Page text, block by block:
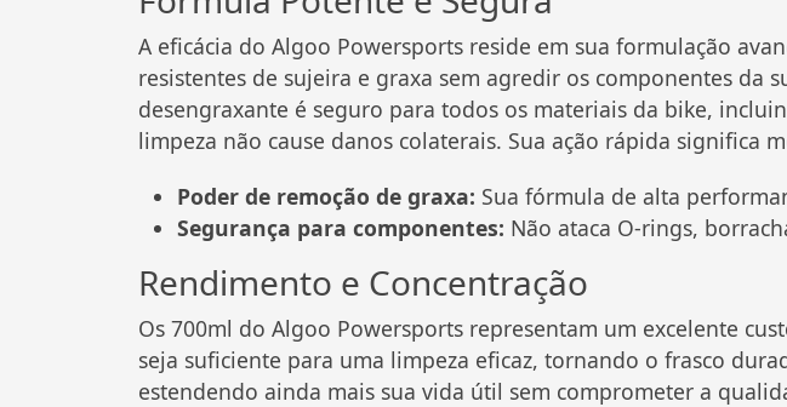
A eficácia do Algoo Powersports reside em sua formulação
resistentes de sujeira e graxa sem agredir os componentes da
desengraxante é seguro para todos os materiais da bike,
limpeza não cause danos colaterais. Sua ação rápida significa
Poder de remoção de graxa: Sua fórmula de alta
Segurança para componentes: Não ataca O-rings,
Rendimento e Concentração
Os 700ml do Algoo Powersports representam um excelente
seja suficiente para uma limpeza eficaz, tornando o frasco
estendendo ainda mais sua vida útil sem comprometer a